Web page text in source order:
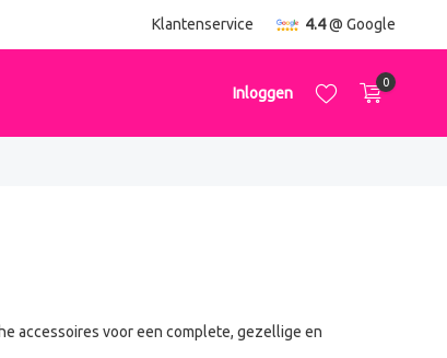
Klantenservice 4.4@ Google
Inloggen
0
accessoires voor een complete, gezellige en